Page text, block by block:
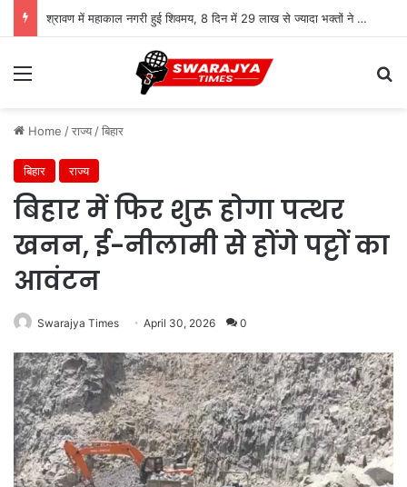
श्रावण में महाकाल नगरी हुई शिवमय, 8 दिन में 29 लाख से ज्यादा भक्तों ने किए दर्शन
Menu
Home /राज्य /बिहार
बिहार राज्य
बिहार में फिर शुरू होगा पत्थर
खनन, ई-नीलामी से होंगे पट्टों का
आवंटन
Swarajya Times April 30, 2026 0